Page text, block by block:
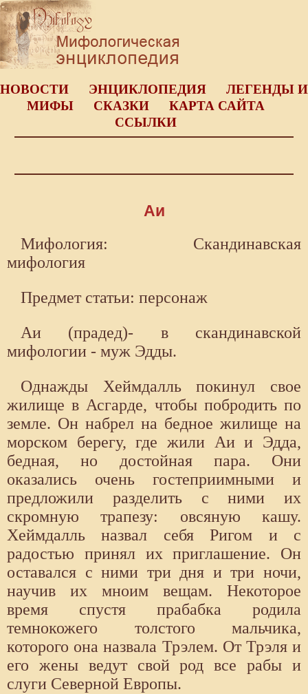
НОВОСТИ ЭНЦИКЛОПЕДИЯ
ЛЕГЕНДЫ И
МИФЫ
СКАЗКИ
КАРТА САЙТА
ССЫЛКИ
Аи
Мифология: Скандинавская
мифология
Предмет статьи: персонаж
Аи (прадед)- в скандинавской
мифологии - муж Эдды.
Однажды Хеймдалль покинул свое
жилище в Асгарде, чтобы побродить по
земле. Он набрел на бедное жилище на
морском берегу, где жили Аи и Эдда,
бедная, но достойная пара. Они
оказались очень гостеприимными и
предложили разделить с ними их
скромную трапезу: овсяную кашу.
Хеймдалль назвал себя Ригом и с
радостью принял их приглашение. Он
оставался с ними три дня и три ночи,
научив их мноим вещам. Некоторое
время спустя прабабка родила
темнокожего толстого мальчика,
которого она назвала Трэлем. От Трэля и
его жены ведут свой род все рабы и
слуги Северной Европы.